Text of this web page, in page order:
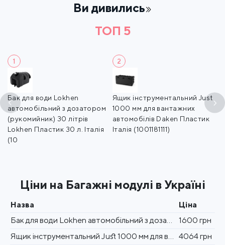
Ви дивились
ТОП 5
1
Бак для води Lokhen
автомобільний з дозатором
(рукомийник) 30 літрів
Lokhen Пластик 30 л. Італія
(10
2
Ящик інструментальний Just
1000 мм для вантажних
автомобілів Daken Пластик
Італія (1001181111)
Ціни на Багажні модулі в Україні
Назва
Ціна
Бак для води Lokhen автомобільний з дозатором (рукомийник) 30 літрів Lokhen Пластик 30 л. Італія (10
1600 грн
Ящик інструментальний Just 1000 мм для вантажних автомобілів Daken Пластик Італія (1001181111) 4064 грн